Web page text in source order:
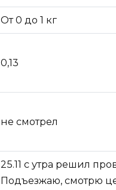
От 0 до 1 кг
0,13
не смотрел
25.11 с утра решил
Подъезжаю, смотрю